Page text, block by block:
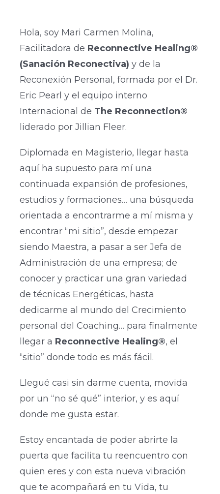
Hola, soy Mari Carmen Molina,
Facilitadora de Reconnective Healing®
(Sanación Reconectiva) y de la
Reconexión Personal, formada por el Dr.
Eric Pearl y el equipo interno
Internacional de The Reconnection®
liderado por Jillian Fleer.
Diplomada en Magisterio, llegar hasta
aquí ha supuesto para mí una
continuada expansión de profesiones,
estudios y formaciones… una búsqueda
orientada a encontrarme a mí misma y
encontrar “mi sitio”, desde empezar
siendo Maestra, a pasar a ser Jefa de
Administración de una empresa; de
conocer y practicar una gran variedad
de técnicas Energéticas, hasta
dedicarme al mundo del Crecimiento
personal del Coaching… para finalmente
llegar a Reconnective Healing®, el
“sitio” donde todo es más fácil.
Llegué casi sin darme cuenta, movida
por un “no sé qué” interior, y es aquí
donde me gusta estar.
Estoy encantada de poder abrirte la
puerta que facilita tu reencuentro con
quien eres y con esta nueva vibración
que te acompañará en tu Vida, tu